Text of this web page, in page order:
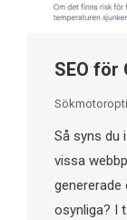
SEO
Så syns du
vissa
osynliga? I